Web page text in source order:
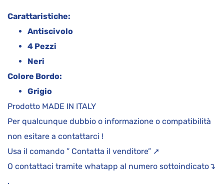
Carattaristiche:
Antiscivolo
4 Pezzi
Neri
Colore Bordo:
Grigio
Prodotto MADE IN ITALY
Per qualcunque dubbio o informazione o compatibilità
non esitare a contattarci !
Usa il comando ” Contatta il venditore” ➚
O contattaci tramite whatapp al numero sottoindicato↴
.